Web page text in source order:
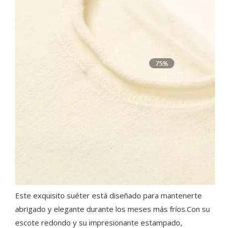
Este exquisito suéter está diseñado para mantenerte
abrigado y elegante durante los meses más fríos.Con su
escote redondo y su impresionante estampado,